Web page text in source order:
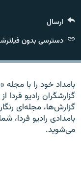
زبان‌های دیگر
ارسال
دسترسی بدون
بامداد خود را با مجله
گزارشگران راديو فردا
گزارش‌ها، مجله‌ای
بامدادی راديو فردا،
می‌شويد.